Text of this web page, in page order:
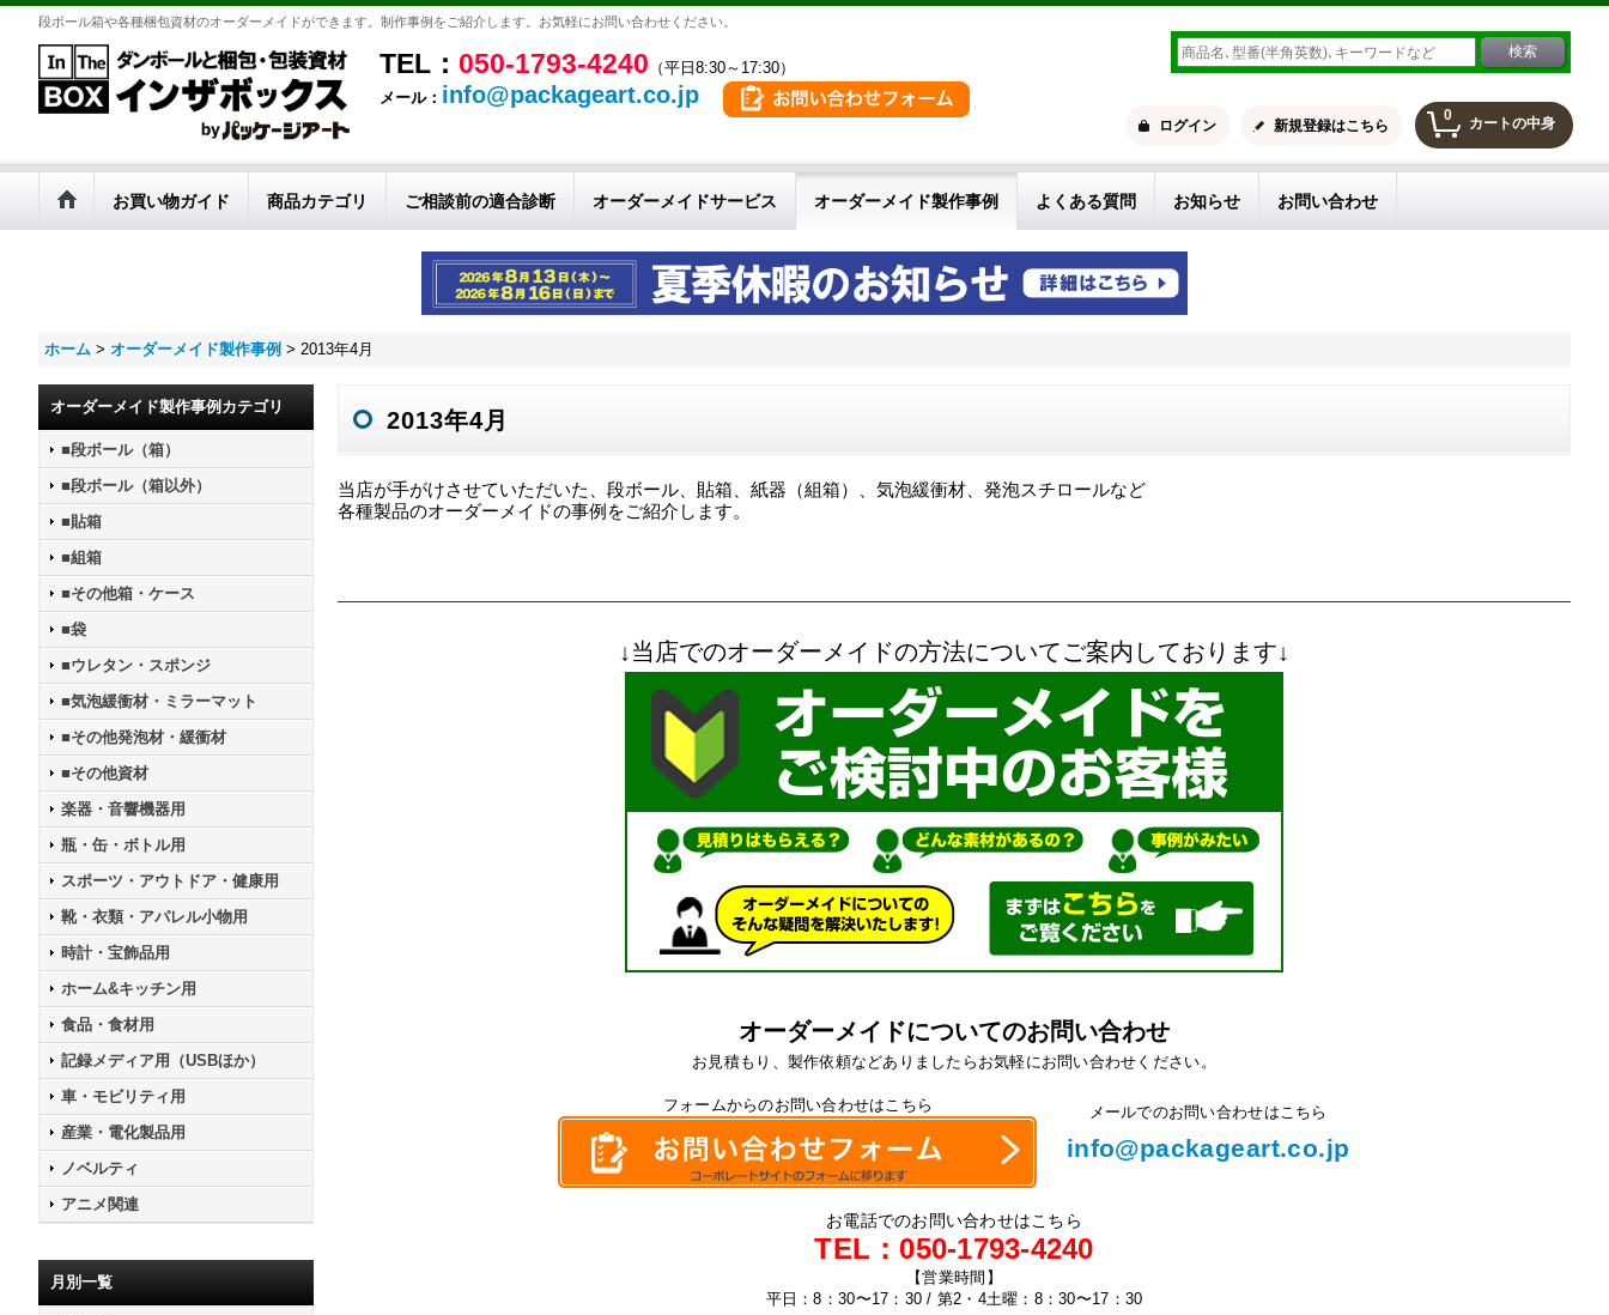
段ボール箱や各種梱包資材のオーダーメイドができます。制作事例をご紹介します。お気軽にお問い合わせください。
TEL： 050-1793-4240 （平日8:30～17:30）
メール： info@packageart.co.jp
0 カートの中身
ログイン 新規登録はこちら
お買い物ガイド 商品カテゴリ ご相談前の適合診断 オーダーメイドサービス オーダーメイド製作事例 よくある質問 お知らせ お問い合わせ
ホーム > オーダーメイド製作事例 > 2013年4月
オーダーメイド製作事例カテゴリ
■段ボール（箱）
■段ボール（箱以外）
■貼箱
■組箱
■その他箱・ケース
■袋
■ウレタン・スポンジ
■気泡緩衝材・ミラーマット
■その他発泡材・緩衝材
■その他資材
楽器・音響機器用
瓶・缶・ボトル用
スポーツ・アウトドア・健康用
靴・衣類・アパレル小物用
時計・宝飾品用
ホーム&キッチン用
食品・食材用
記録メディア用（USBほか）
車・モビリティ用
産業・電化製品用
ノベルティ
アニメ関連
月別一覧
2013年4月
当店が手がけさせていただいた、段ボール、貼箱、紙器（組箱）、気泡緩衝材、発泡スチロールなど
各種製品のオーダーメイドの事例をご紹介します。
↓当店でのオーダーメイドの方法についてご案内しております↓
オーダーメイドについてのお問い合わせ
お見積もり、製作依頼などありましたらお気軽にお問い合わせください。
フォームからのお問い合わせはこちら メールでのお問い合わせはこちら
info@packageart.co.jp
お電話でのお問い合わせはこちら
TEL： 050-1793-4240
【営業時間】
平日：8：30〜17：30 / 第2・4土曜：8：30〜17：30